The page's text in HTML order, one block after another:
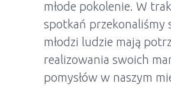
młode pokolenie. W
spotkań przekonaliśmy
młodzi ludzie mają
realizowania swoich
pomysłów w naszym